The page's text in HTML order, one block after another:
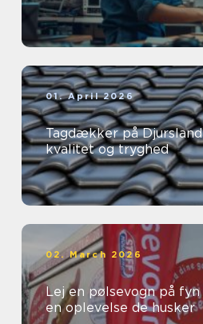
01. April 2026
Tagdækker på
kvalitet og tryghed
02. March 2026
Lej en pølsevogn på
en oplevelse de husker